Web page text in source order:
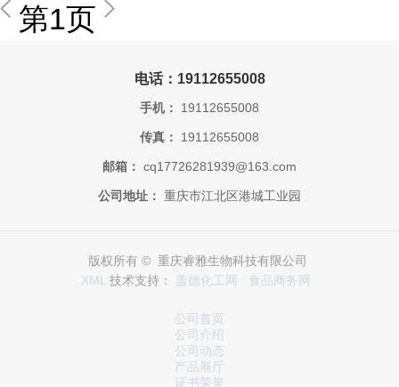
第1页
电话：19112655008
手机： 19112655008
传真： 19112655008
邮箱： cq17726281939@163.com
公司地址： 重庆市江北区港城工业园
版权所有 © 重庆睿雅生物科技有限公司
XML 技术支持： 盖德化工网 食品商务网
公司首页
公司介绍
公司动态
产品展厅
证书荣誉